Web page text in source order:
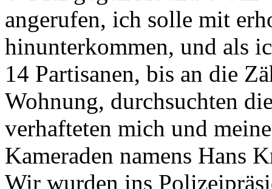
angerufen, ich solle mit
hinunterkommen, und als
14 Partisanen, bis an die
Wohnung, durchsuchten
verhafteten mich und
Kameraden namens Hans
Wir wurden ins